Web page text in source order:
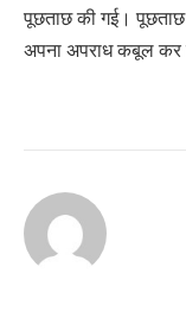
पूछताछ की गई।
अपना अपराध कबूल कर